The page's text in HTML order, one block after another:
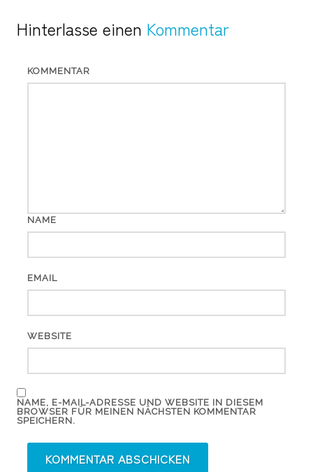
Hinterlasse einen Kommentar
KOMMENTAR
NAME
EMAIL
WEBSITE
NAME, E-MAIL-ADRESSE UND WEBSITE IN DIESEM
BROWSER FÜR MEINEN NÄCHSTEN KOMMENTAR
SPEICHERN.